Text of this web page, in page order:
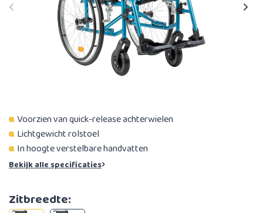
Voorzien van quick-release achterwielen
Lichtgewicht rolstoel
In hoogte verstelbare handvatten
Bekijk alle specificaties
Zitbreedte: